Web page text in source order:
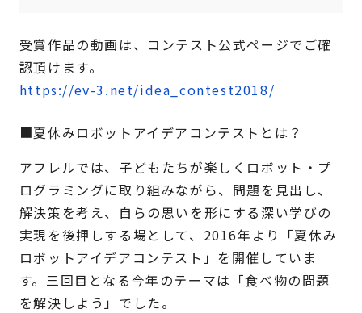
受賞作品の動画は、コンテスト公式ページでご確
認頂けます。
https://ev-3.net/idea_contest2018/
■夏休みロボットアイデアコンテストとは？
アフレルでは、子どもたちが楽しくロボット・プ
ログラミングに取り組みながら、問題を見出し、
解決策を考え、自らの思いを形にする深い学びの
実現を後押しする場として、2016年より「夏休み
ロボットアイデアコンテスト」を開催していま
す。三回目となる今年のテーマは「食べ物の問題
を解決しよう」でした。